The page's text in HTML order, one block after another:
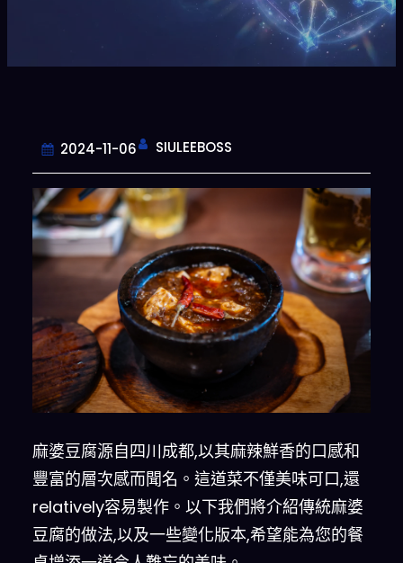
2024-11-06 SIULEEBOSS
麻婆豆腐源自四川成都,以其麻辣鮮香的口感和
豐富的層次感而聞名。這道菜不僅美味可口,還
relatively容易製作。以下我們將介紹傳統麻婆
豆腐的做法,以及一些變化版本,希望能為您的餐